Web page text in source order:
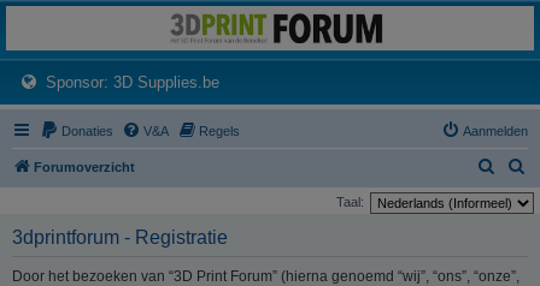
Het 3D print forum van de Benelux na de sluiting van 3dprintforum.nl
Sponsor: 3D Supplies.be(Opens a new tab)
Donaties V&A Regels Aanmelden
Forumoverzicht
o
o
Taal:
3dprintforum - Registratie
Door het bezoeken van “3D Print Forum” (hierna genoemd “wij”, “ons”, “onze”,